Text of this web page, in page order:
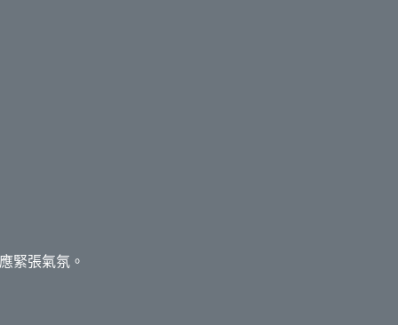
緊張氣氛。